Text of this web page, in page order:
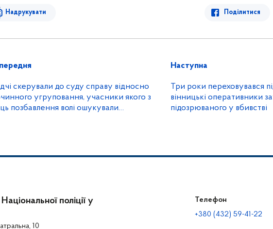
Надрукувати Поділитися
скерували до суду справу відносно
угруповання, учасники якого з
позбавлення волі ошукували
Наступна
Три роки переховувався
вінницькі оперативники
підозрюваного у вбивстві
поліції у
10
Телефон
+380 (432) 59-41-22